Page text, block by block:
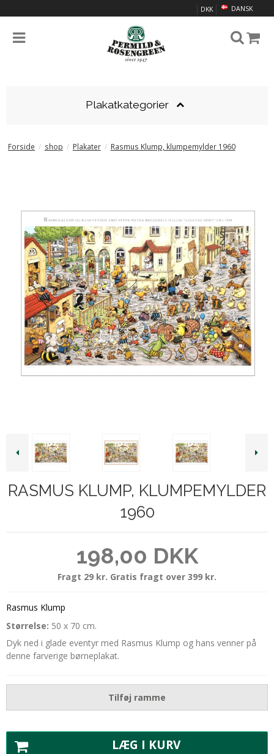
DANSK
DKK
Plakatkategorier
Forside / shop / Plakater / Rasmus Klump, klumpemylder 1960
RASMUS KLUMP, KLUMPEMYLDER
1960
198,00 DKK
Fragt 29 kr. Gratis fragt over 399 kr.
Rasmus Klump
Størrelse: 50 x 70 cm.
Dyk ned i glade eventyr med Rasmus Klump og hans venner på
denne farverige børneplakat.
Tilføj ramme
LÆG I KURV